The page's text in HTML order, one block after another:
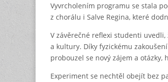
Vyvrcholením programu se stala
z chorálu i Salve Regina, které
V závěrečné reflexi studenti
a kultury. Díky fyzickému
probouzel se nový zájem a
Experiment se nechtěl obejít bez